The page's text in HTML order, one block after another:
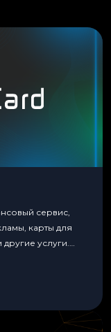
сервис,
карты для
услуги.